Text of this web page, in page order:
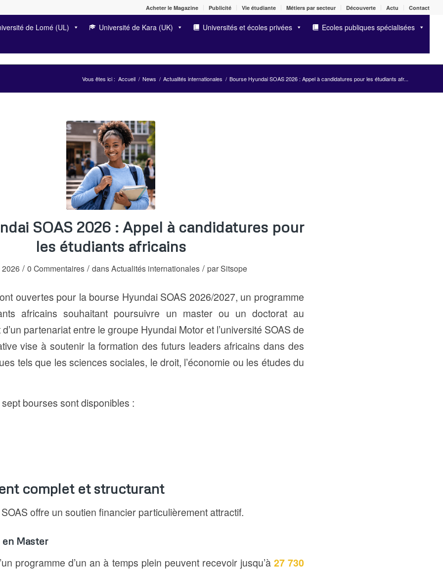
Acheter le Magazine Publicité Vie étudiante Métiers par secteur Découverte Actu Contact
de Lomé (UL) Université de Kara (UK) Universités et écoles privées Ecoles publiques spécialisées
Vous êtes ici : Accueil / News / Actualités internationales / Bourse Hyundai SOAS 2026 : Appel à candidatures pour les étudiants afr...
SOAS 2026 : Appel à candidatures pour
les étudiants africains
2026 / 0 Commentaires / dansActualités internationales / parSitsope
ouvertes pour la bourse Hyundai SOAS 2026/2027, un programme
africains souhaitant poursuivre un master ou un doctorat au
d’un partenariat entre le groupe Hyundai Motor et l’université SOAS de
vise à soutenir la formation des futurs leaders africains dans des
tels que les sciences sociales, le droit, l’économie ou les études du
bourses sont disponibles :
complet et structurant
offre un soutien financier particulièrement attractif.
Master
programme d’un an à temps plein peuvent recevoir jusqu’à 27 730